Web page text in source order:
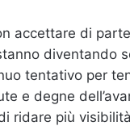
accettare di
diventando
tentativo per
e degne
ridare più